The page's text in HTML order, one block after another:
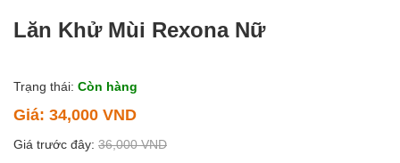
Lăn Khử Mùi Rexona Nữ
Trạng thái: Còn hàng
Giá: 34,000 VND
Giá trước đây: 36,000 VND